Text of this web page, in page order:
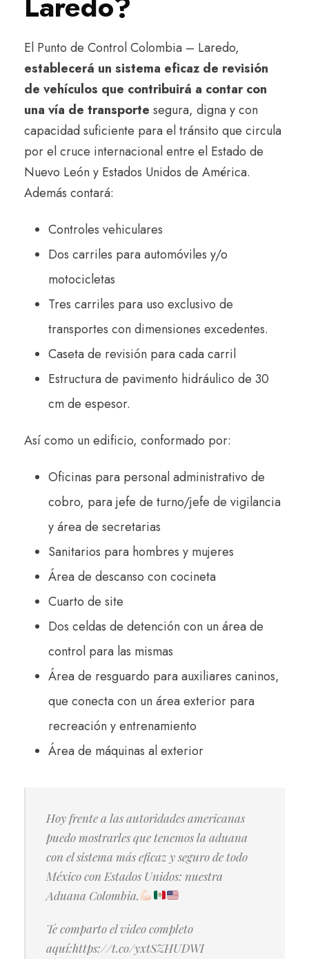
El Punto de Control Colombia – Laredo,
establecerá un sistema eficaz de revisión
de vehículos que contribuirá a contar con
una vía de transporte segura, digna y con
capacidad suficiente para el tránsito que circula
por el cruce internacional entre el Estado de
Nuevo León y Estados Unidos de América.
Además contará:
Controles vehiculares
Dos carriles para automóviles y/o
motocicletas
Tres carriles para uso exclusivo de
transportes con dimensiones excedentes.
Caseta de revisión para cada carril
Estructura de pavimento hidráulico de 30
cm de espesor.
Así como un edificio, conformado por:
Oficinas para personal administrativo de
cobro, para jefe de turno/jefe de vigilancia
y área de secretarias
Sanitarios para hombres y mujeres
Área de descanso con cocineta
Cuarto de site
Dos celdas de detención con un área de
control para las mismas
Área de resguardo para auxiliares caninos,
que conecta con un área exterior para
recreación y entrenamiento
Área de máquinas al exterior
Hoy frente a las autoridades americanas
puedo mostrarles que tenemos la aduana
con el sistema más eficaz y seguro de todo
México con Estados Unidos: nuestra
Aduana Colombia.
Te comparto el video completo
aquí:https://t.co/yxtSZHUDWI